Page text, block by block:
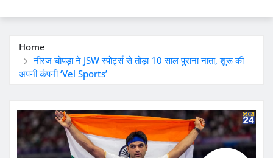
Home
नीरज चोपड़ा ने JSW स्पोर्ट्स से तोड़ा 10 साल पुराना नाता, शुरू की
अपनी कंपनी ‘Vel Sports’